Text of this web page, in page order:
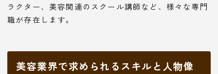
ラクター、美容関連のスクール講師など、様々な専門
職が存在します。
美容業界で求められるスキルと人物像